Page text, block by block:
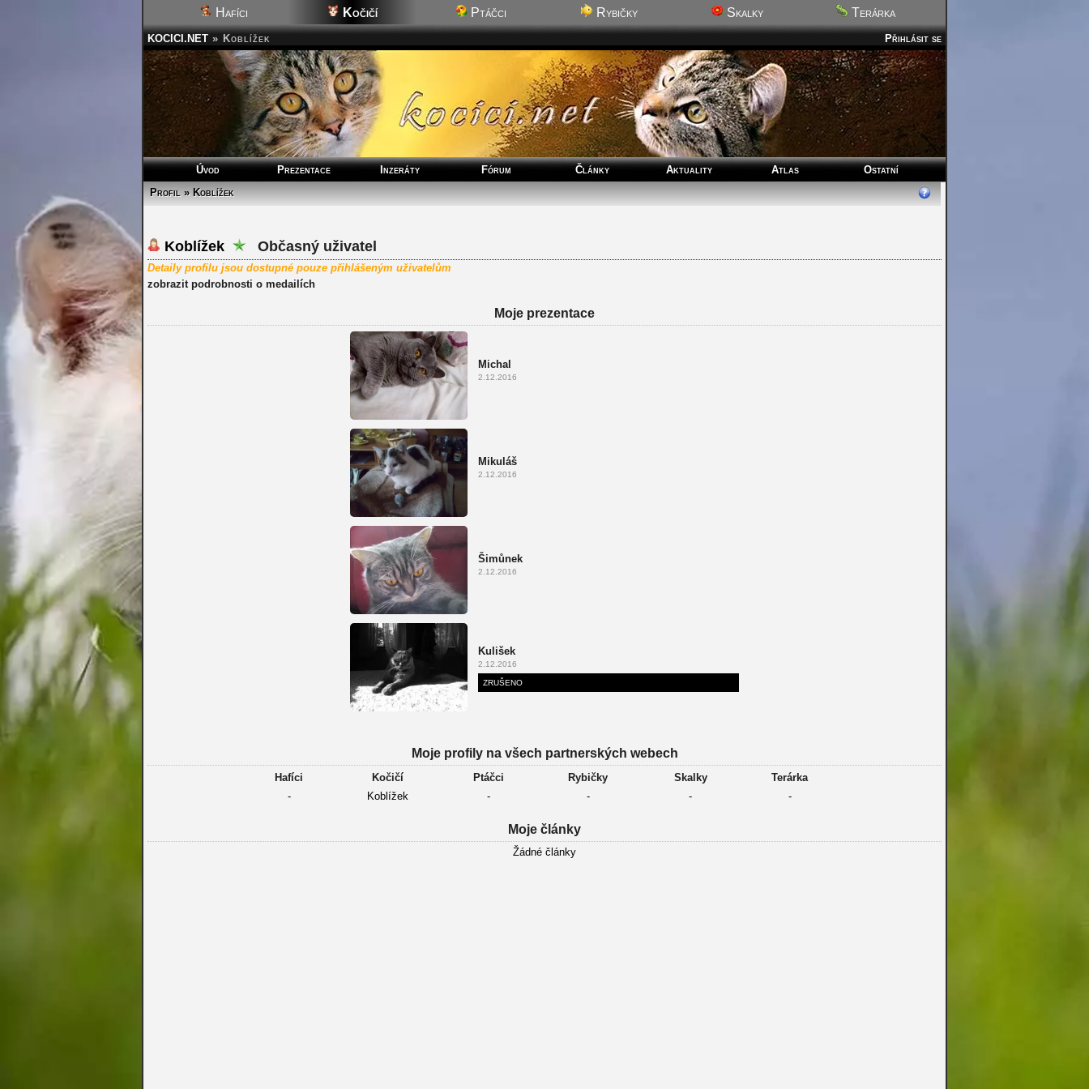
Hafíci Kočičí Ptáčci Rybičky Skalky Terárka
Přihlásit se
KOCICI.NET » Koblížek
Úvod Prezentace Inzeráty Fórum Články Aktuality Atlas
Ostatní
Profil » Koblížek
Koblížek Občasný uživatel
Detaily profilu jsou dostupné pouze přihlášeným uživatelům
zobrazit podrobnosti o medailích
Moje prezentace
Michal
2.12.2016
Mikuláš
2.12.2016
Šimůnek
2.12.2016
Kulišek
2.12.2016
ZRUŠENO
Moje profily na všech partnerských webech
Hafíci Kočičí Ptáčci Rybičky Skalky
Terárka
-
Koblížek - - - -
Moje články
Žádné články